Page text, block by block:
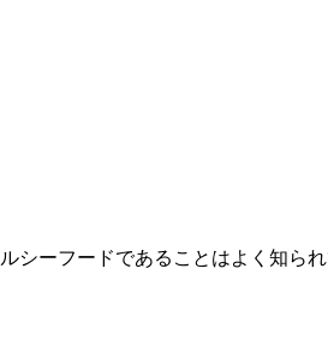
シーフードであることはよく知ら